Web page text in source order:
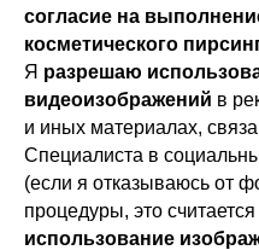
согласие на
косметического
Я разрешаю
видеоизображений в
и иных материалах,
Специалиста в
(если я отказываюсь от
процедуры, это считается
использование